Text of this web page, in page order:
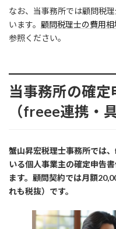
なお、当事務所では顧問税
います。 顧問税理士の費用相
参照ください。
当事務所の確
（freee連携・
蟹山昇宏税理士事務所では
いる個人事業主の確定申告
ます。顧問契約では月額
れも税抜）です。